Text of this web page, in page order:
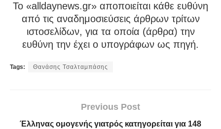
To «alldaynews.gr» αποποιείται κάθε ευθύνη
από τις αναδημοσιεύσεις άρθρων τρίτων
ιστοσελίδων, για τα οποία (άρθρα) την
ευθύνη την έχει ο υπογράφων ως πηγή.
Tags: Θανάσης Τσαλταμπάσης
Previous Post
Έλληνας ομογενής γιατρός κατηγορείται για 148